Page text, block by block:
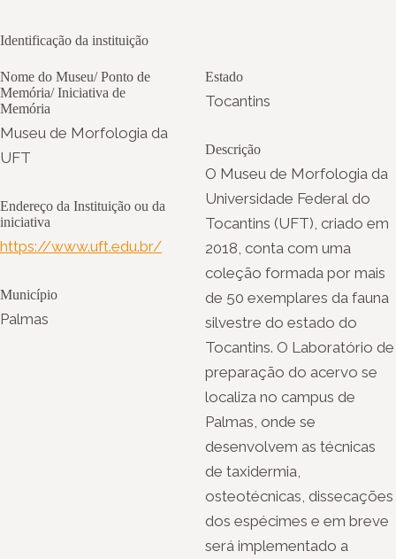
Identificação da instituição
Nome do Museu/ Ponto de
Memória/ Iniciativa de
Memória
Museu de Morfologia da
UFT
Endereço da Instituição ou da
iniciativa
https://www.uft.edu.br/
Município
Palmas
Estado
Tocantins
Descrição
O Museu de Morfologia da
Universidade Federal do
Tocantins (UFT), criado em
2018, conta com uma
coleção formada por mais
de 50 exemplares da fauna
silvestre do estado do
Tocantins. O Laboratório de
preparação do acervo se
localiza no campus de
Palmas, onde se
desenvolvem as técnicas
de taxidermia,
osteotécnicas, dissecações
dos espécimes e em breve
será implementado a